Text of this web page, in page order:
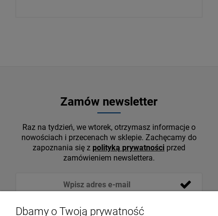
Zamów newsletter
Raz na tydzień, we wtorek, otrzymasz informacje o
nowościach i przecenach w sklepie. Zachęcamy do
zapoznania się z polityką prywatności przed
zamówieniem newslettera.
Dbamy o Twoją prywatność